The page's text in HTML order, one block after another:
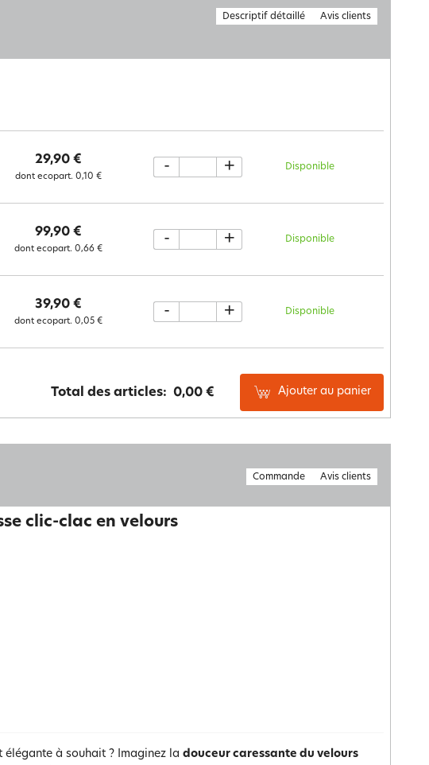
Descriptif détaillé Avis clients
29,90 €
dont ecopart. 0,10 €
Disponible
- +
99,90 €
dont ecopart. 0,66 €
Disponible
- +
39,90 €
dont ecopart. 0,05 €
Disponible
- +
Total des articles: 0,00 € Ajouter au panier
Commande Avis clients
clic-clac en velours
élégante à souhait ? Imaginez la douceur caressante du velours